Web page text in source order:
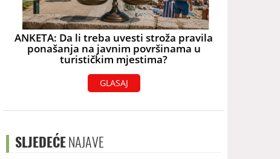
ANKETA: Da li treba uvesti stroža pravila
ponašanja na javnim površinama u
turističkim mjestima?
GLASAJ
SLJEDEĆENAJAVE